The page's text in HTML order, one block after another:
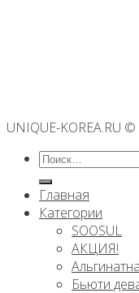
UNIQUE-KOREA.RU ©
Искать:
Главная
Категории
SOOSUL
АКЦИЯ!
Бьюти